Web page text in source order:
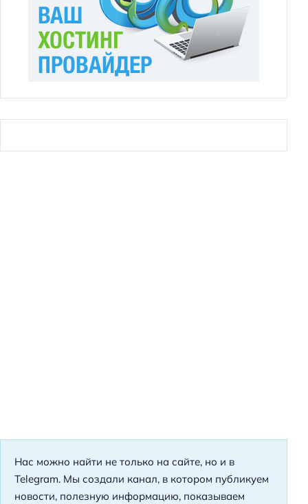
Нас можно найти не только на сайте, но и в
Telegram. Мы создали канал, в котором публикуем
новости, полезную информацию, показываем